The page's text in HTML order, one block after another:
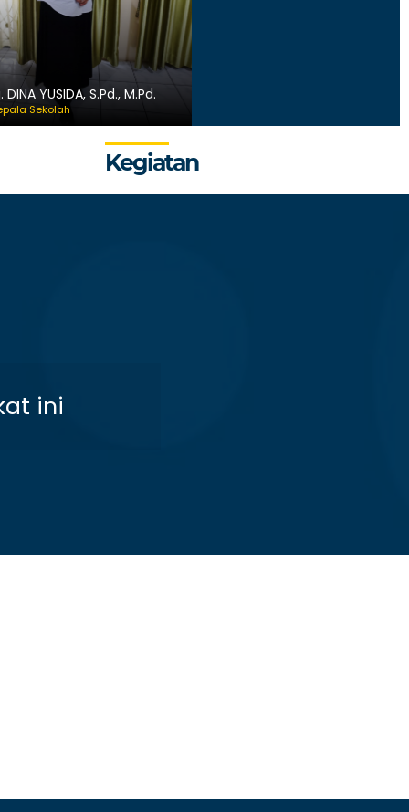
DINA YUSIDA, S.Pd., M.Pd.
Sekolah
Kegiatan
ini